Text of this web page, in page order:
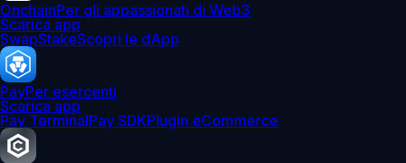
OnchainPer gli appassionati di Web3
Scarica app
SwapStakeScopri le dApp
PayPer esercenti
Scarica app
Pay TerminalPay SDKPlugin eCommerce